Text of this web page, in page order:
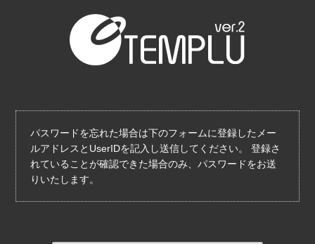
パスワードを忘れた場合は下のフォームに登録したメー
ルアドレスとUserIDを記入し送信してください。 登録さ
れていることが確認できた場合のみ、パスワードをお送
りいたします。